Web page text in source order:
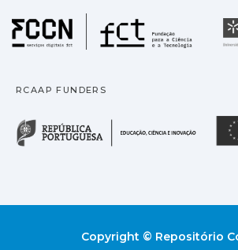
RCAAP FUNDERS
Copyright © Repositório